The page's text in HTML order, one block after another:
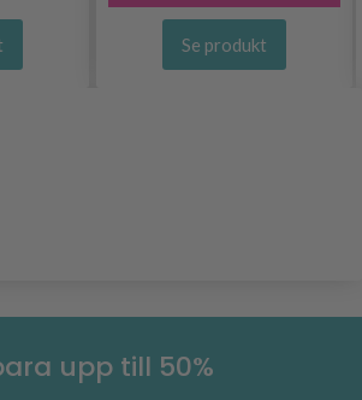
Se produkt
upp till 50%